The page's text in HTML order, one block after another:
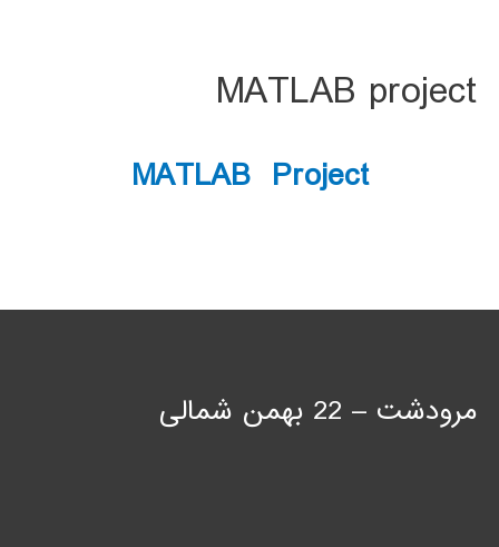
MATLAB project
MATLAB Project
مرودشت – 22 بهمن شمالی